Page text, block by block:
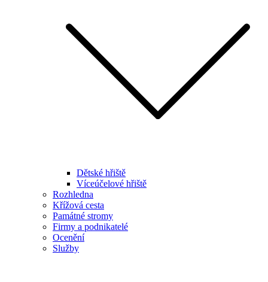
Dětské hřiště
Víceúčelové hřiště
Rozhledna
Křížová cesta
Památné stromy
Firmy a podnikatelé
Ocenění
Služby